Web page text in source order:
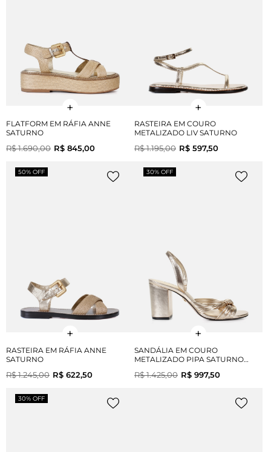
FLATFORM EM RÁFIA ANNE
SATURNO
R$ 1.690,00 R$ 845,00
RASTEIRA EM COURO
METALIZADO LIV SATURNO
R$ 1.195,00 R$ 597,50
50% OFF
RASTEIRA EM RÁFIA ANNE
SATURNO
R$ 1.245,00 R$ 622,50
30% OFF
SANDÁLIA EM COURO
METALIZADO PIPA SATURNO
R$ 1.425,00 R$ 997,50
30% OFF